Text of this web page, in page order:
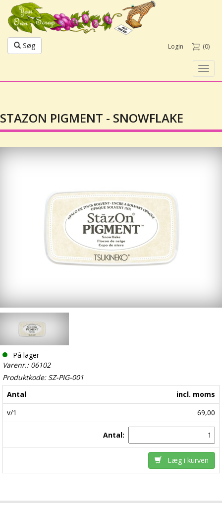
Søg Login (0)
STAZON PIGMENT - SNOWFLAKE
På lager
Varenr.: 06102
Produktkode: SZ-PIG-001
Antal
incl. moms
v/1
69,00
Antal:
Læg i kurven